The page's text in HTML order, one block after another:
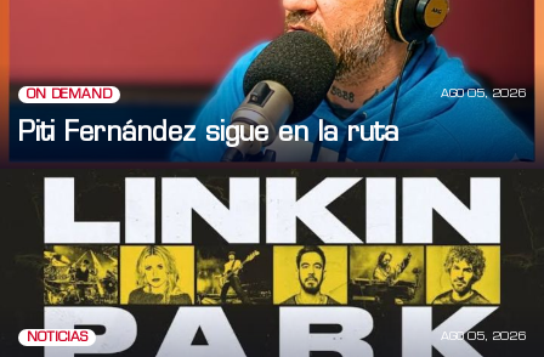
ON DEMAND AGO 05, 2026
Piti Fernández sigue en la ruta
NOTICIAS AGO 05, 2026